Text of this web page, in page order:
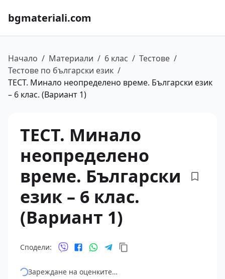
bgmateriali.com
Начало / Материали / 6 клас / Тестове /
Тестове по български език /
ТЕСТ. Минало неопределено време. Български език
– 6 клас. (Вариант 1)
ТЕСТ. Минало
неопределено
време. Български
език – 6 клас.
(Вариант 1)
Сподели:
Зареждане на оценките…